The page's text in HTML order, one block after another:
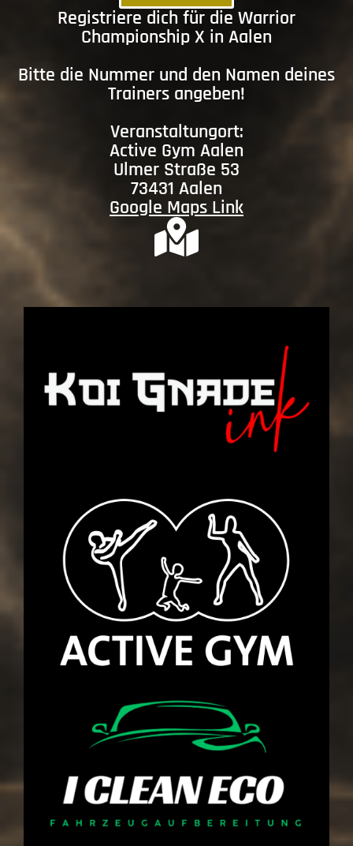
Registriere dich für die Warrior
Championship X in Aalen
Bitte die Nummer und den Namen deines
Trainers angeben!
Veranstaltungort:
Active Gym Aalen
Ulmer Straße 53
73431 Aalen
Google Maps Link